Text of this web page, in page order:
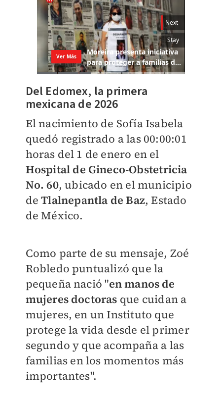
Del Edomex, la primera
mexicana de 2026
El nacimiento de Sofía Isabela
quedó registrado a las 00:00:01
horas del 1 de enero en el
Hospital de Gineco-Obstetricia
No. 60, ubicado en el municipio
deTlalnepantla de Baz, Estado
de México.
Como parte de su mensaje, Zoé
Robledo puntualizó que la
pequeña nació "en manos de
mujeres doctoras que cuidan a
mujeres, en un Instituto que
protege la vida desde el primer
segundo y que acompaña a las
familias en los momentos más
importantes".